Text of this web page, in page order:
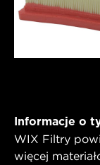
Informacje o
WIX Filtry
więcej